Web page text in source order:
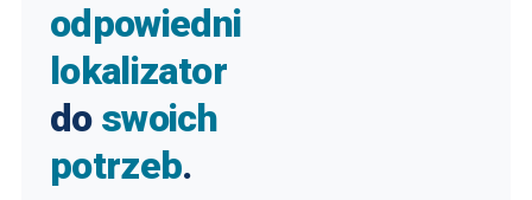
odpowiedni
lokalizator
do swoich
potrzeb.